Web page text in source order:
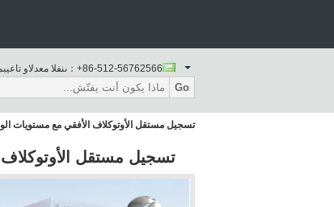
المبيعات والدعم +86-512-56762566
Go
تسجيل مستقل الأوتوكلاف الأفقي مع مستويات
تسجيل مستقل